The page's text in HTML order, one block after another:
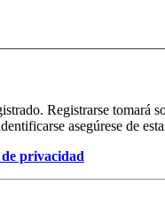
Registrarse
asegúrese de
privacidad